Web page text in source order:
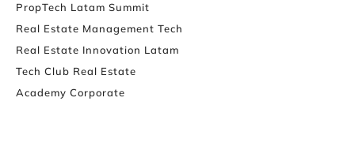
PropTech Latam Summit
Real Estate Management Tech
Real Estate Innovation Latam
Tech Club Real Estate
Academy Corporate